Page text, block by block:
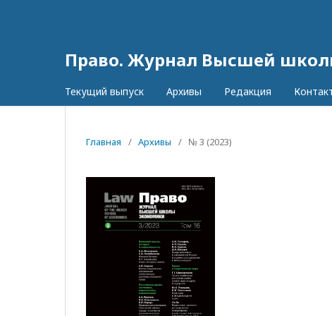
Право. Журнал Высшей
Текущий выпуск Архивы Редакция
Главная / Архивы / № 3 (2023)